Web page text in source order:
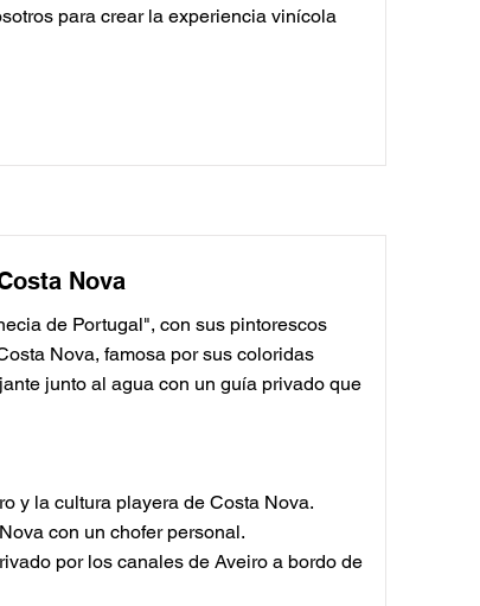
para crear la experiencia vinícola
Nova
de Portugal", con sus pintorescos
Nova, famosa por sus coloridas
junto al agua con un guía privado que
y la cultura playera de Costa Nova.
con un chofer personal.
por los canales de Aveiro a bordo de